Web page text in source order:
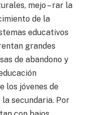
mejo – rar la
de la
educativos
grandes
de abandono y
los jóvenes de
la secundaria. Por